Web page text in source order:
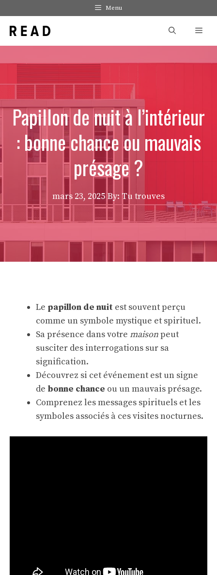
au
contenu
Menu
Papillon de nuit à l’intérieur
: bonne chance ou mauvais
présage ?
mars 23, 2025 By: Tu trouves
Le papillon de nuit est souvent perçu
comme un symbole mystique et spirituel.
Sa présence dans votre maisonpeut
susciter des interrogations sur sa
signification.
Découvrez si cet événement est un signe
de bonne chance ou un mauvais présage.
Comprenez les messages spirituels et les
symboles associés à ces visites nocturnes.